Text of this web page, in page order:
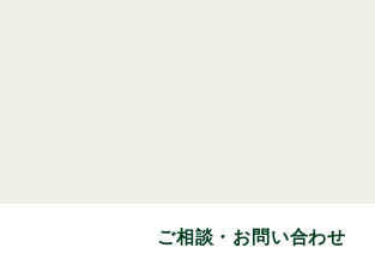
ご相談・お問い合わせ